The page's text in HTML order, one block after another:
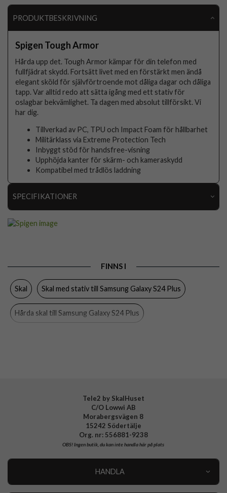
PRODUKTBESKRIVNING
Spigen Tough Armor
Hårda upp det. Tough Armor kämpar för din telefon med
fullfjädrat skydd. Fortsätt livet med en förstärkt men ändå
elegant sköld för självförtroende mot dåliga dagar och dåliga
tapp. Var alltid redo att sätta igång med ett stativ för
oslagbar bekvämlighet. Ta dagen med absolut tillförsikt. Vi
har dig.
Tillverkad av PC, TPU och Impact Foam för hållbarhet
Militärklass via Extreme Protection Tech
Inbyggt stöd för handsfree-visning
Upphöjda kanter för skärm- och kameraskydd
Kompatibel med trådlös laddning
SPECIFIKATIONER
Stativfunktion, Stöttålig, Trådlös laddning-
kompatibel
Färg
Material Hårdplast (PC), Mjukplast (TPU)
FINNS I
Skal Skal med stativ till Samsung Galaxy S24 Plus
Hårda skal till Samsung Galaxy S24 Plus
Tele2 by SkalHuset
C/O Lowwi AB
Morabergsvägen 8
15242 Södertälje
Org. nr: 556881-9238
OBS!Ingen butik, du kan inte handla här på plats
HANDLA